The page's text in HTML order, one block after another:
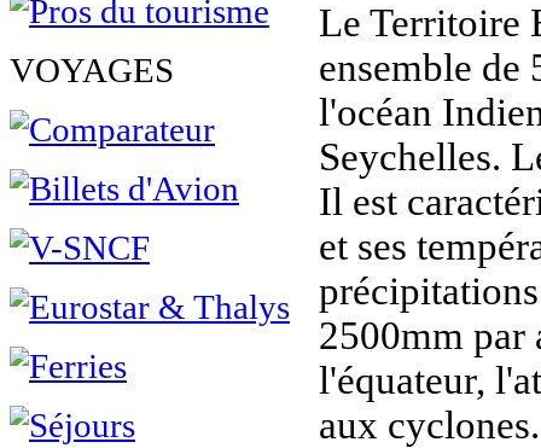
VOYAGES
Le Territoire
ensemble de
l'océan
Seychelles.
Il est
et ses
2500mm par
l'équateur,
aux cyclones.